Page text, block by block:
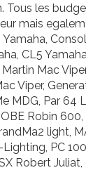
Tous les
mais
CL5
Mac
Viper,
MDG, Par 64
Robin
light,
PC
Robert